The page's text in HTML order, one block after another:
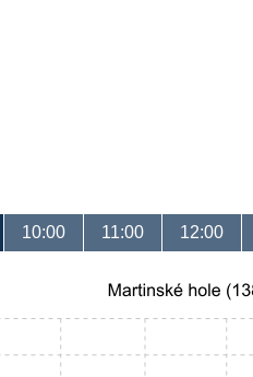
10:00 11:00 12:00